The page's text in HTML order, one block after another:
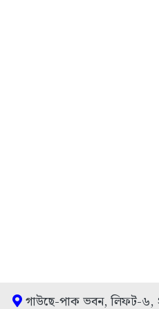
গাউছে-পাক ভবন, লিফট-৬,